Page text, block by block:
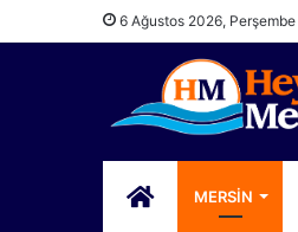
6 Ağustos 2026, Perşembe
PORTALMERSIN